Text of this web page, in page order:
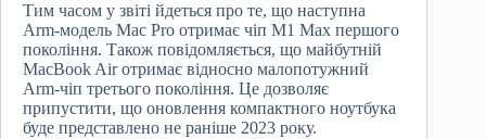
Тим часом у звіті йдеться про те, що наступна
Arm-модель Mac Pro отримає чіп M1 Max першого
покоління. Також повідомляється, що майбутній
MacBook Air отримає відносно малопотужний
Arm-чіп третього покоління. Це дозволяє
припустити, що оновлення компактного ноутбука
буде представлено не раніше 2023 року.